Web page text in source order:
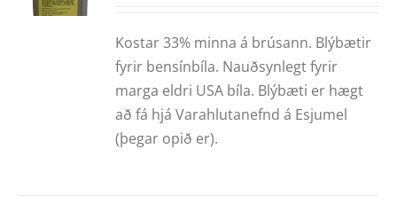
Kostar 33% minna á brúsann. Blýbætir
fyrir bensínbíla. Nauðsynlegt fyrir
marga eldri USA bíla. Blýbæti er hægt
að fá hjá Varahlutanefnd á Esjumel
(þegar opið er).